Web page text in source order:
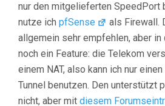
nur den mitgelieferten SpeedPort
nutze ich pfSense
als Firewall.
allgemein sehr empfehlen, aber
noch ein Feature: die Telekom
einem NAT, also kann ich nur
Tunnel benutzen. Den unterstützt
nicht, aber mit diesem